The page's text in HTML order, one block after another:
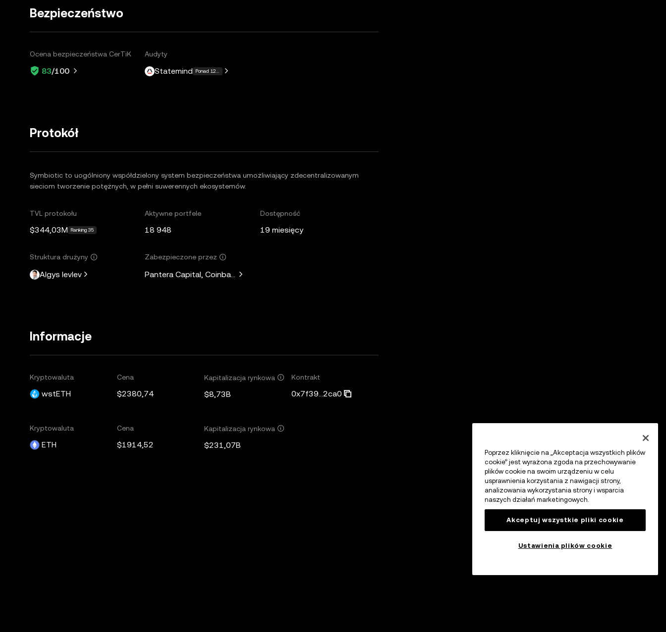
Bezpieczeństwo
Ocena bezpieczeństwa CerTiK
83/100
Audyty
Statemind Ponad 12 więcej
Protokół
Symbiotic to uogólniony współdzielony system bezpieczeństwa umożliwiający zdecentralizowanym
sieciom tworzenie potężnych, w pełni suwerennych ekosystemów.
TVL protokołu
$344,03M Ranking 35
Aktywne portfele
18 948
Dostępność
19 miesięcy
Struktura drużyny
Algys Ievlev
Zabezpieczone przez
Pantera Capital, Coinbase Ventures
Informacje
Kryptowaluta
wstETH
Cena
$2380,74
Kapitalizacja rynkowa
$8,73B
Kontrakt
0x7f39...2ca0
Kryptowaluta
ETH
Cena
$1914,52
Kapitalizacja rynkowa
$231,07B
Poprzez kliknięcie na „Akceptacja wszystkich plików
cookie” jest wyrażona zgoda na przechowywanie
plików cookie na swoim urządzeniu w celu
usprawnienia korzystania z nawigacji strony,
analizowania wykorzystania strony i wsparcia
naszych działań marketingowych.
Akceptuj wszystkie pliki cookie
Ustawienia plików cookie